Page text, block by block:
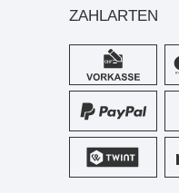
ZAHLARTEN